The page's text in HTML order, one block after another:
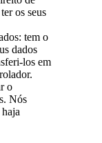
os seus
tem o
dados
los em
o
Nós